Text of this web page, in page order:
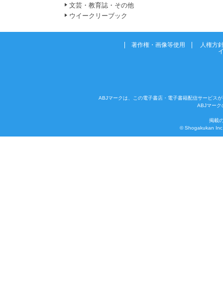
文芸・教育誌・その他
ウイークリーブック
著作権・画像等使用
人権方
ABJマークは、この電子書店・電子書籍配信サービス
ABJマーク
掲載
© Shogakukan